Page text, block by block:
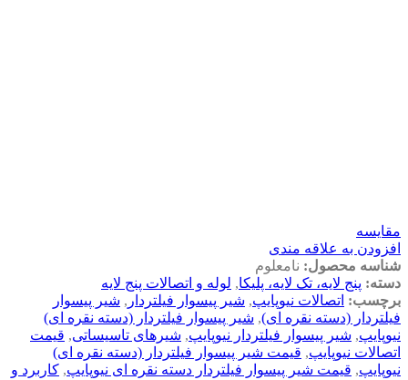
مقايسه
افزودن به علاقه مندی
شناسه محصول: نامعلوم
دسته: پنج لایه، تک لایه، پلیکا, لوله و اتصالات پنج لایه
برچسب: اتصالات نیوپایپ, شیر پیسوار فیلتردار , شیر پیسوار
فیلتردار (دسته نقره ای), شیر پیسوار فیلتردار (دسته نقره ای)
نیوپایپ, شیر پیسوار فیلتردار نیوپایپ, شیرهای تاسیساتی, قیمت
اتصالات نیوپایپ, قیمت شیر پیسوار فیلتردار (دسته نقره ای)
نیوپایپ, قیمت شیر پیسوار فیلتردار دسته نقره ای نیوپایپ, کاربرد و